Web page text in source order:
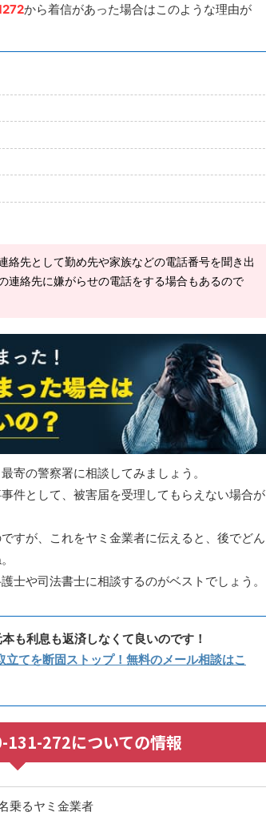
から着信があった場合はこのような理由が
絡先として勤め先や家族などの電話番号を聞き出
連絡先に嫌がらせの電話をする場合もあるので
寄の警察署に相談してみましょう。
件として、被害届を受理してもらえない場合が
すが、これをヤミ金業者に伝えると、後でどん
士や司法書士に相談するのがベストでしょう。
も利息も返済しなくて良いのです！
立てを断固ストップ！無料のメール相談はこ
272についての情報
乗るヤミ金業者